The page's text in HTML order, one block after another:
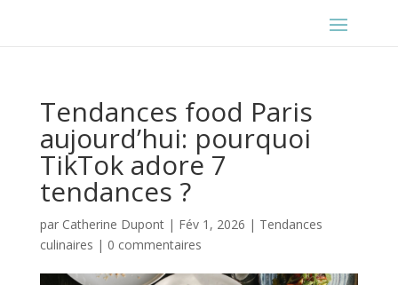
Tendances food Paris
aujourd’hui: pourquoi
TikTok adore 7
tendances ?
par Catherine Dupont| Fév 1, 2026 | Tendances
culinaires | 0 commentaires